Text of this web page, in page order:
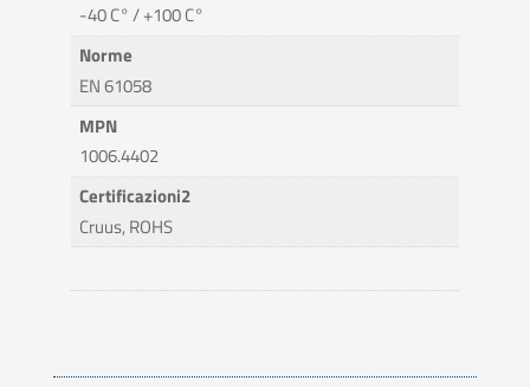
-40 C° / +100 C°
Norme
EN 61058
MPN
1006.4402
Certificazioni2
Cruus, ROHS